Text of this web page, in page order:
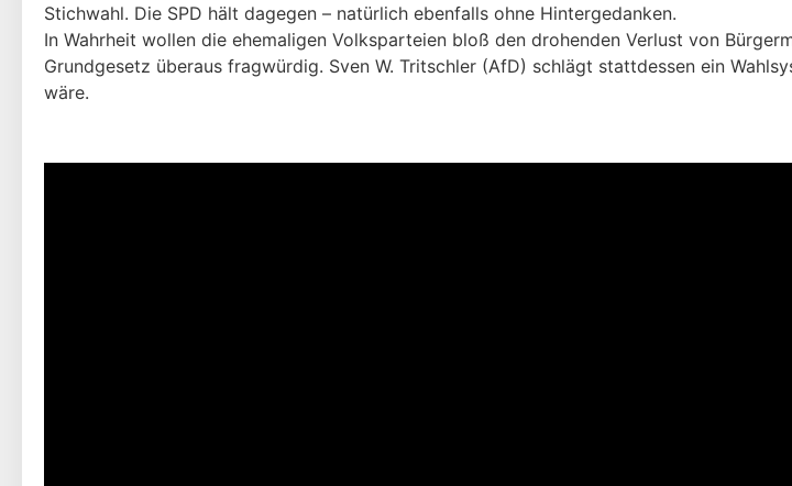
Stichwahl. Die SPD hält dagegen – natürlich ebenfalls ohne Hintergedanken.
In Wahrheit wollen die ehemaligen Volksparteien bloß den drohenden Verlust von
Grundgesetz überaus fragwürdig. Sven W. Tritschler (AfD) schlägt stattdessen ein
wäre.